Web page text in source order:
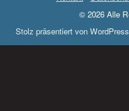
© 2026 Alle
Stolz präsentiert von WordPress